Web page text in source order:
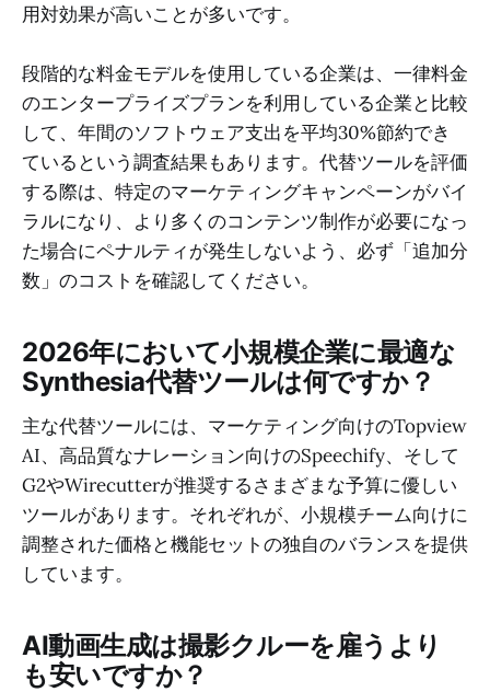
用対効果が高いことが多いです。
段階的な料金モデルを使用している企業は、一律料金
のエンタープライズプランを利用している企業と比較
して、年間のソフトウェア支出を平均30%節約でき
ているという調査結果もあります。代替ツールを評価
する際は、特定のマーケティングキャンペーンがバイ
ラルになり、より多くのコンテンツ制作が必要になっ
た場合にペナルティが発生しないよう、必ず「追加分
数」のコストを確認してください。
2026年において小規模企業に最適な
Synthesia代替ツールは何ですか？
主な代替ツールには、マーケティング向けのTopview
AI、高品質なナレーション向けのSpeechify、そして
G2やWirecutterが推奨するさまざまな予算に優しい
ツールがあります。それぞれが、小規模チーム向けに
調整された価格と機能セットの独自のバランスを提供
しています。
AI動画生成は撮影クルーを雇うより
も安いですか？